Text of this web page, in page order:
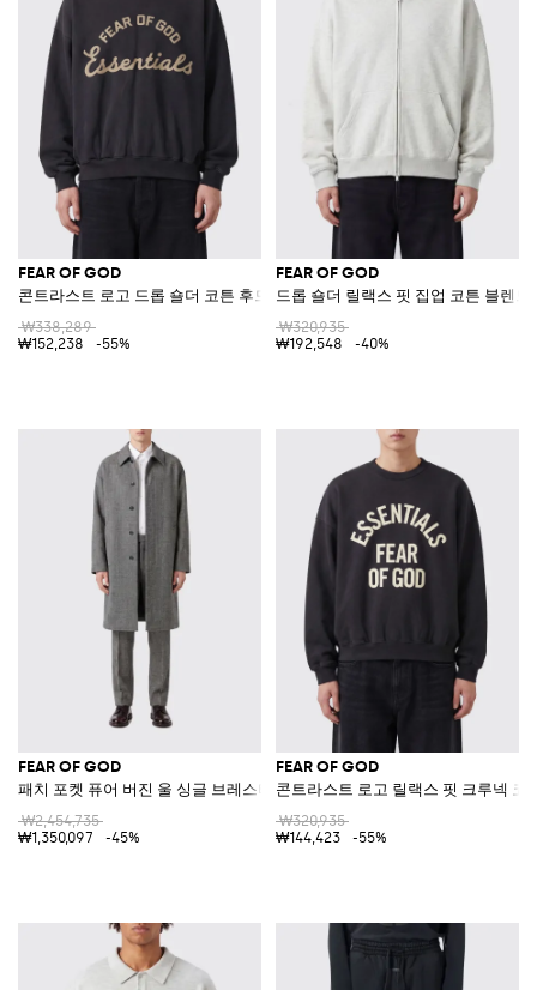
FEAR OF GOD
콘트라스트 로고 드롭 숄더 코튼 후드티
₩338,289
₩152,238
-55%
FEAR OF GOD
드롭 숄더 릴랙스 핏 집업 코튼 블렌드
₩320,935
₩192,548
-40%
FEAR OF GOD
패치 포켓 퓨어 버진 울 싱글 브레스티드 롱 코트
₩2,454,735
₩1,350,097
-45%
FEAR OF GOD
콘트라스트 로고 릴랙스 핏 크루넥 코
₩320,935
₩144,423
-55%